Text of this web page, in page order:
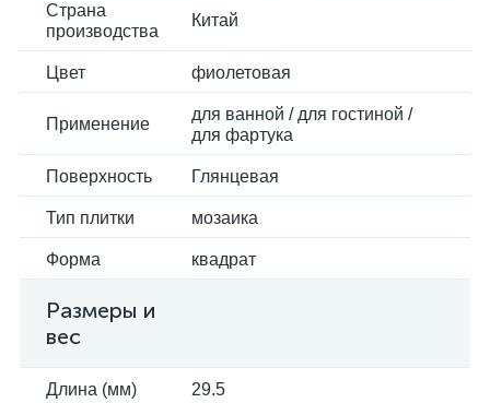
Страна
производства
Китай
Цвет фиолетовая
Применение
для ванной / для гостиной /
для фартука
Поверхность Глянцевая
Тип плитки мозаика
Форма квадрат
Размеры и
вес
Длина (мм) 29.5